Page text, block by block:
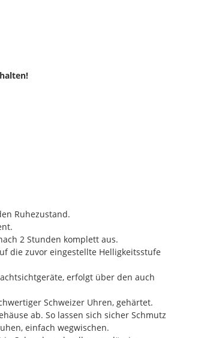
Ruhezustand.
2 Stunden komplett aus.
die zuvor eingestellte Helligkeitsstufe
erfolgt über den auch
Schweizer Uhren, gehärtet.
ab. So lassen sich sicher Schmutz
einfach wegwischen.